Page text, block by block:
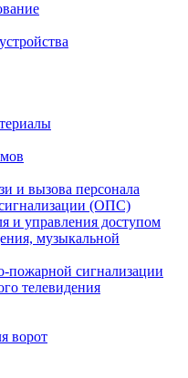
и вызова персонала
(ОПС)
и управления доступом
музыкальной
пожарной сигнализации
телевидения
ворот